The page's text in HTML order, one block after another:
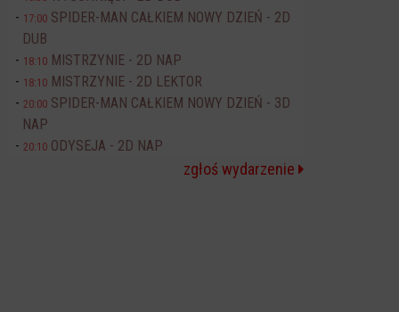
17:00 SPIDER-MAN CAŁKIEM NOWY DZIEŃ - 2D
DUB
18:10 MISTRZYNIE - 2D NAP
18:10 MISTRZYNIE - 2D LEKTOR
20:00 SPIDER-MAN CAŁKIEM NOWY DZIEŃ - 3D
NAP
20:10 ODYSEJA - 2D NAP
zgłoś wydarzenie